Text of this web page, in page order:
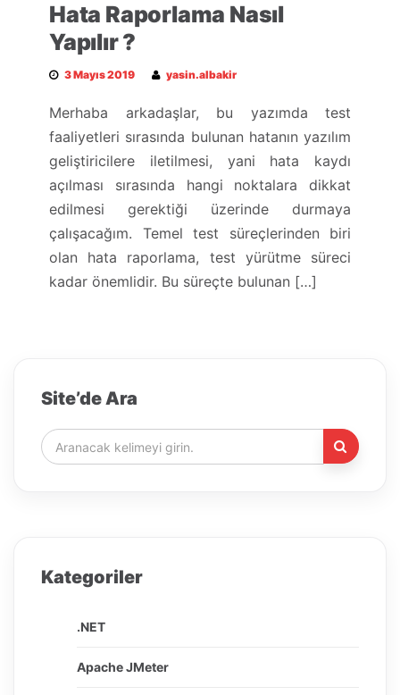
Hata Raporlama Nasıl
Yapılır ?
3 Mayıs 2019 yasin.albakir
Merhaba arkadaşlar, bu yazımda test
faaliyetleri sırasında bulunan hatanın yazılım
geliştiricilere iletilmesi, yani hata kaydı
açılması sırasında hangi noktalara dikkat
edilmesi gerektiği üzerinde durmaya
çalışacağım. Temel test süreçlerinden biri
olan hata raporlama, test yürütme süreci
kadar önemlidir. Bu süreçte bulunan […]
Site’de Ara
Kategoriler
.NET
Apache JMeter